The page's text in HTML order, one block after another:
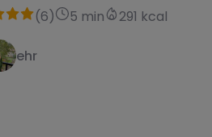
(6) 5 min 291 kcal
ehr